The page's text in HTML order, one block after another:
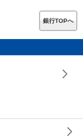
銀行TOPへ